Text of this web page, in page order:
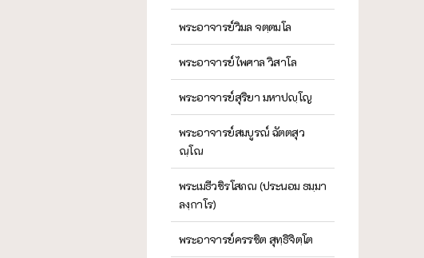
พระอาจารย์วิมล จตฺตมโล
พระอาจารย์ไพศาล วิสาโล
พระอาจารย์สุริยา มหาปญฺโญ
พระอาจารย์สมบูรณ์ ฉัตตสุว
ณฺโณ
พระเมธีวชิรโสภณ (ประนอม ธมฺมา
ลงฺกาโร)
พระอาจารย์ครรชิต สุทฺธิจิตฺโต